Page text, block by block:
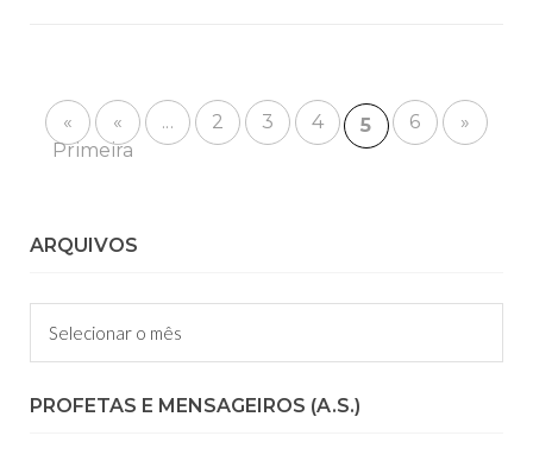
«
Primeira
« ... 2 3 4 5 6 »
ARQUIVOS
Arquivos
PROFETAS E MENSAGEIROS (A.S.)